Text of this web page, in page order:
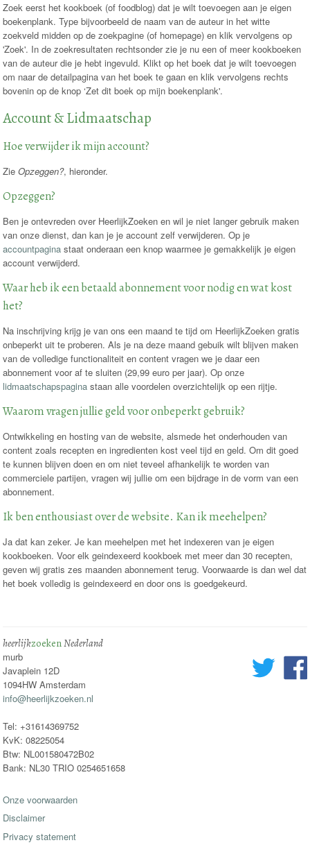
Zoek eerst het kookboek (of foodblog) dat je wilt toevoegen aan je eigen
boekenplank. Type bijvoorbeeld de naam van de auteur in het witte
zoekveld midden op de zoekpagine (of homepage) en klik vervolgens op
'Zoek'. In de zoekresultaten rechtsonder zie je nu een of meer kookboeken
van de auteur die je hebt ingevuld. Klikt op het boek dat je wilt toevoegen
om naar de detailpagina van het boek te gaan en klik vervolgens rechts
bovenin op de knop ‘Zet dit boek op mijn boekenplank'.
Account & Lidmaatschap
Hoe verwijder ik mijn account?
ZieOpzeggen?, hieronder.
Opzeggen?
Ben je ontevreden over HeerlijkZoeken en wil je niet langer gebruik maken
van onze dienst, dan kan je je account zelf verwijderen. Op je
accountpagina staat onderaan een knop waarmee je gemakkelijk je eigen
account verwijderd.
Waar heb ik een betaald abonnement voor nodig en wat kost
het?
Na inschrijving krijg je van ons een maand te tijd om HeerlijkZoeken gratis
onbeperkt uit te proberen. Als je na deze maand gebuik wilt blijven maken
van de volledige functionaliteit en content vragen we je daar een
abonnement voor af te sluiten (29,99 euro per jaar). Op onze
lidmaatschapspagina staan alle voordelen overzichtelijk op een rijtje.
Waarom vragen jullie geld voor onbeperkt gebruik?
Ontwikkeling en hosting van de website, alsmede het onderhouden van
content zoals recepten en ingredienten kost veel tijd en geld. Om dit goed
te kunnen blijven doen en om niet teveel afhankelijk te worden van
commerciele partijen, vragen wij jullie om een bijdrage in de vorm van een
abonnement.
Ik ben enthousiast over de website. Kan ik meehelpen?
Ja dat kan zeker. Je kan meehelpen met het indexeren van je eigen
kookboeken. Voor elk geindexeerd kookboek met meer dan 30 recepten,
geven wij gratis zes maanden abonnement terug. Voorwaarde is dan wel dat
het boek volledig is geindexeerd en door ons is goedgekeurd.
heerlijkzoekenNederland
murb
Javaplein 12D
1094HW Amsterdam
info@heerlijkzoeken.nl
Tel: +31614369752
KvK: 08225054
Btw: NL001580472B02
Bank: NL30 TRIO 0254651658
Onze voorwaarden
Disclaimer
Privacy statement